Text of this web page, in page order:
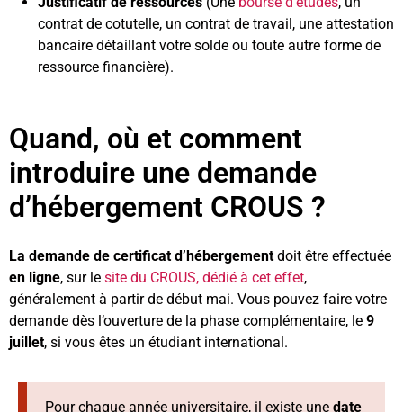
contrat de cotutelle, un contrat de travail, une attestation
bancaire détaillant votre solde ou toute autre forme de
ressource financière).
Quand, où et comment
introduire une demande
d’hébergement CROUS ?
La demande de certificat d’hébergement doit être effectuée
en ligne, sur le site du CROUS, dédié à cet effet,
généralement à partir de début mai. Vous pouvez faire votre
demande dès l’ouverture de la phase complémentaire, le 9
juillet, si vous êtes un étudiant international.
Pour chaque année universitaire, il existe une date